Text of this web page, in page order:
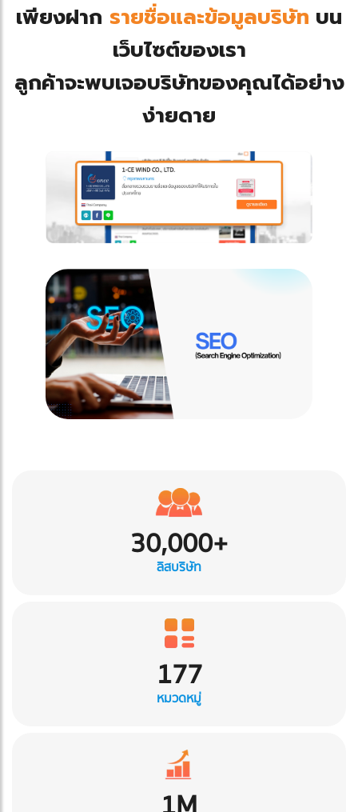
เพียงฝาก รายชื่อและข้อมูลบริษัท บน
เว็บไซต์ของเรา
ลูกค้าจะพบเจอบริษัทของคุณได้อย่าง
ง่ายดาย
30,000+
ลิสบริษัท
177
หมวดหมู่